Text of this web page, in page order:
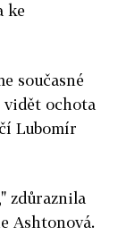
ke
současné
vidět ochota
Lubomír
zdůraznila
Ashtonová.